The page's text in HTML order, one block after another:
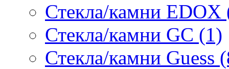
Стекла/камни EDOX
Стекла/камни GC (1)
Стекла/камни Guess